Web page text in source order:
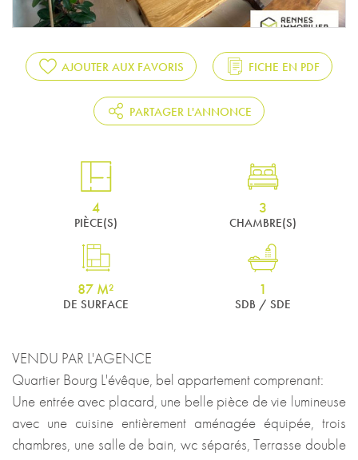
AJOUTER AUX FAVORIS FICHE EN PDF
PARTAGER L'ANNONCE
4
PIÈCE(S)
3
CHAMBRE(S)
87 M²
DE SURFACE
1
SDB / SDE
VENDU PAR L'AGENCE
Quartier Bourg L'évêque, bel appartement comprenant:
Une entrée avec placard, une belle pièce de vie lumineuse
avec une cuisine entièrement aménagée équipée, trois
chambres, une salle de bain, wc séparés, Terrasse double